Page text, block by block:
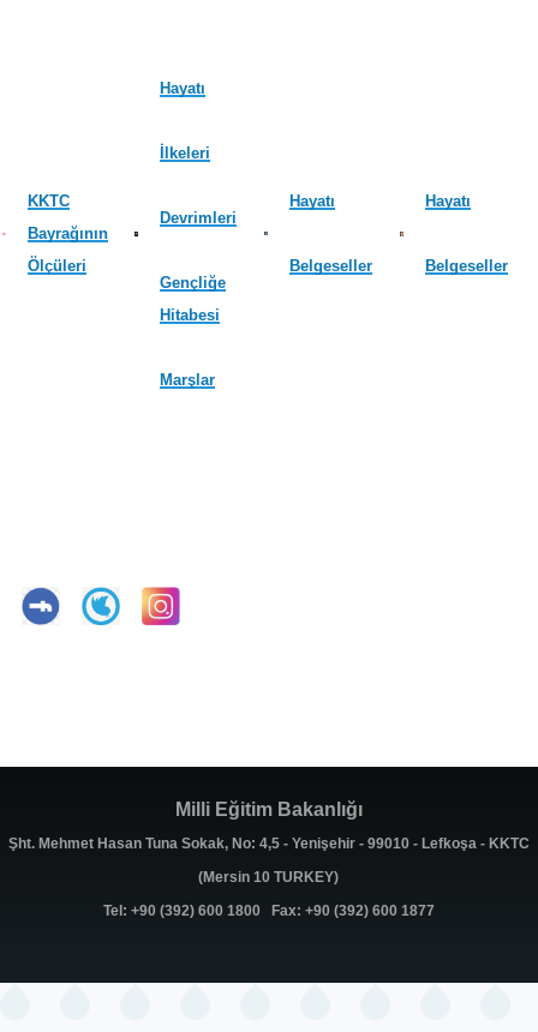
KKTC
Bayrağının
Ölçüleri
Hayatı
İlkeleri
Devrimleri
Gençliğe
Hitabesi
Marşlar
Hayatı
Belgeseller
Hayatı
Belgeseller
Milli Eğitim Bakanlığı
Şht. Mehmet Hasan Tuna Sokak, No: 4,5 - Yenişehir - 99010 - Lefkoşa - KKTC
(Mersin 10 TURKEY)
Tel: +90 (392) 600 1800 Fax: +90 (392) 600 1877